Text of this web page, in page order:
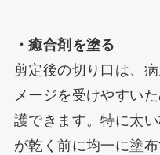
・癒合剤を塗る
剪定後の切り口は、
メージを受けやすい
護できます。特に太
が乾く前に均一に塗